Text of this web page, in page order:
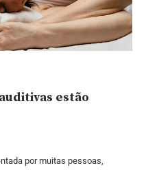
estão
por muitas pessoas,